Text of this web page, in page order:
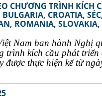
CHƯƠNG TRÌNH KÍCH
CROATIA,
ROMANIA, SLOVAKIA,
Nam ban hành Nghị
trình kích cầu phát
được thực hiện kể từ